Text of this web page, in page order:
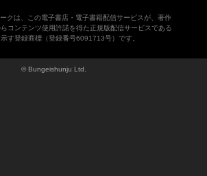
クは、この電子書店・電子書籍配信サービスが、著作
コンテンツ使用許諾を得た正規版配信サービスである
示す登録商標（登録番号6091713号）です。
© Bungeishunju Ltd.